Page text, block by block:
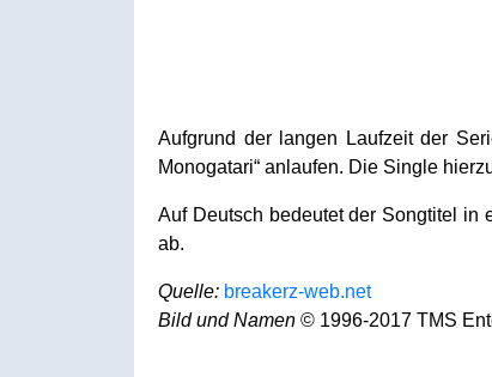
Aufgrund der langen Laufzeit der
Monogatari“ anlaufen. Die Single
Auf Deutsch bedeutet der Songtitel in
ab.
Quelle: breakerz-web.net
Bild und Namen © 1996-2017 TMS